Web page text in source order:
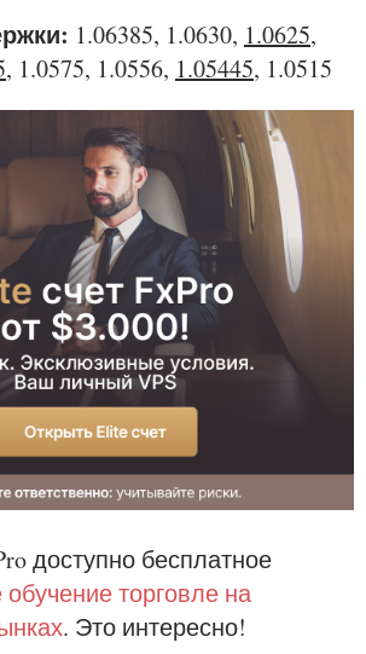
1.06385, 1.0630, 1.0625,
, 1.0575, 1.0556, 1.05445, 1.0515
доступно бесплатное
обучение торговле на
. Это интересно!